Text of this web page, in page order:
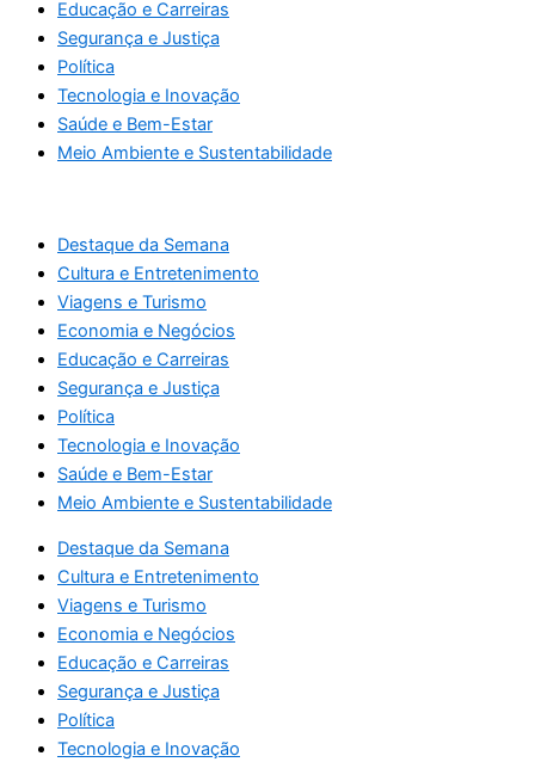
Educação e Carreiras
Segurança e Justiça
Política
Tecnologia e Inovação
Saúde e Bem-Estar
Meio Ambiente e Sustentabilidade
Destaque da Semana
Cultura e Entretenimento
Viagens e Turismo
Economia e Negócios
Educação e Carreiras
Segurança e Justiça
Política
Tecnologia e Inovação
Saúde e Bem-Estar
Meio Ambiente e Sustentabilidade
Destaque da Semana
Cultura e Entretenimento
Viagens e Turismo
Economia e Negócios
Educação e Carreiras
Segurança e Justiça
Política
Tecnologia e Inovação